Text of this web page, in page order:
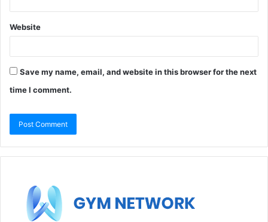
Website
Save my name, email, and website in this browser for the next
time I comment.